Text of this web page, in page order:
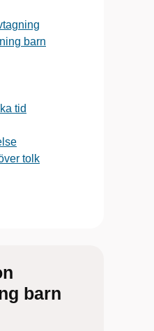
barn
tid
tolk
barn